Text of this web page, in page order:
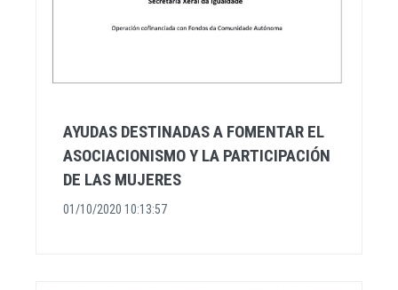
AYUDAS DESTINADAS A FOMENTAR EL
ASOCIACIONISMO Y LA PARTICIPACIÓN
DE LAS MUJERES
01/10/2020 10:13:57